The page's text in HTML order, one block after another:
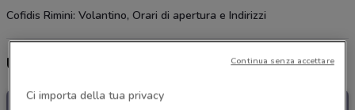
Cofidis Rimini: Volantino, Orari di apertura e Indirizzi
Ultime offerte del volantino Cofidis
Ci importa della tua privacy
Continua senza accettare